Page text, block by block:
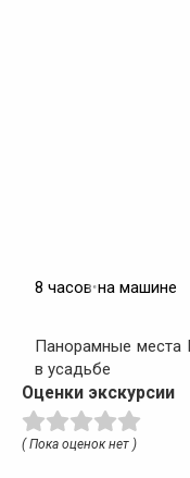
8 часов•на машине
Панорамные места
в усадьбе
Оценки экскурсии
( Пока оценок нет )